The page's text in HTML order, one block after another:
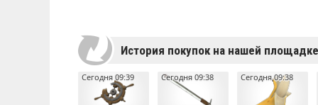
История покупок на нашей площадке
Сегодня 09:39 Сегодня 09:38 Сегодня 09:38